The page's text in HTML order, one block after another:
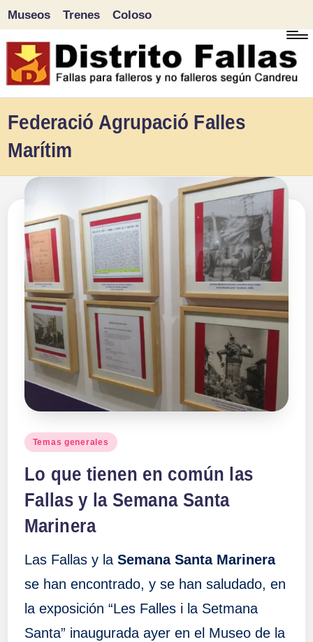
Saltar
al
Museos Trenes Coloso
Federació Agrupació Falles
Marítim
Publicado
Temas generales
Lo que tienen en común las
Fallas y la Semana Santa
Marinera
Las Fallas y la Semana Santa Marinera
se han encontrado, y se han saludado, en
la exposición “Les Falles i la Setmana
Santa” inaugurada ayer en el Museo de la